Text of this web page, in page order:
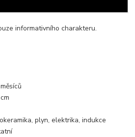
informativního charakteru.
plyn, elektrika, indukce